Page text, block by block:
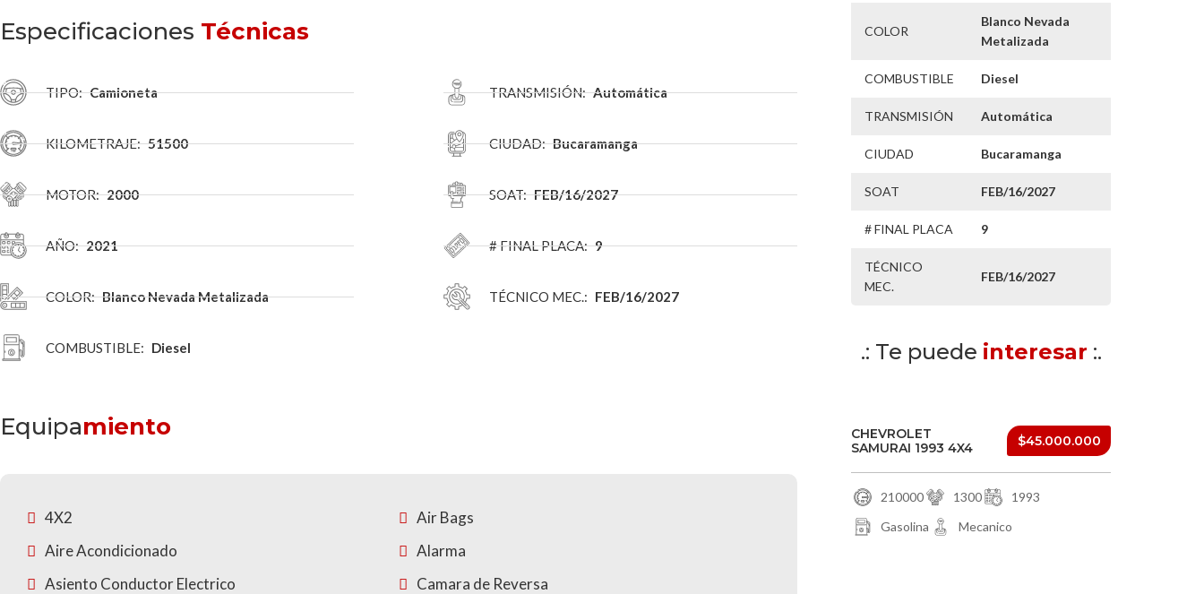
Especificaciones Técnicas
TIPO: Camioneta
KILOMETRAJE: 51500
MOTOR: 2000
AÑO: 2021
COLOR: Blanco Nevada Metalizada
COMBUSTIBLE: Diesel
TRANSMISIÓN: Automática
CIUDAD: Bucaramanga
SOAT: FEB/16/2027
# FINAL PLACA: 9
TÉCNICO MEC.: FEB/16/2027
Equipamiento
4X2
Air Bags
Aire Acondicionado
Alarma
Asiento Conductor Electrico
Camara de Reversa
COLOR
Blanco Nevada
Metalizada
COMBUSTIBLE Diesel
TRANSMISIÓN Automática
CIUDAD Bucaramanga
SOAT FEB/16/2027
# FINAL PLACA 9
TÉCNICO
MEC.
FEB/16/2027
.: Te puede interesar :.
CHEVROLET
SAMURAI 1993 4X4
$45.000.000
210000 1300
1993
Gasolina
Mecanico